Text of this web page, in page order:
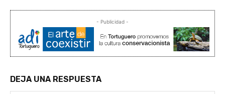
- Publicidad -
DEJA UNA RESPUESTA